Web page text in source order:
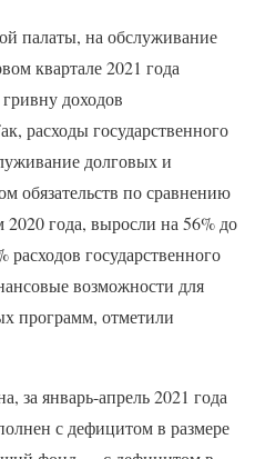
палаты, на обслуживание
квартале 2021 года
доходов
расходы государственного
долговых и
обязательств по сравнению
года, выросли на 56% до
государственного
возможности для
программ, отметили
январь-апрель 2021 года
с дефицитом в размере